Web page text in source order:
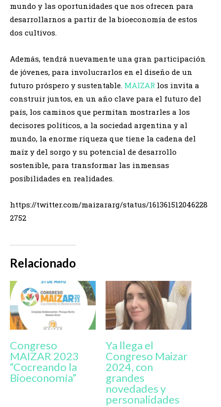
mundo y las oportunidades que nos ofrecen para
desarrollarnos a partir de la bioeconomía de estos
dos cultivos.
Además, tendrá nuevamente una gran participación
de jóvenes, para involucrarlos en el diseño de un
futuro próspero y sustentable. MAIZAR los invita a
construir juntos, en un año clave para el futuro del
país, los caminos que permitan mostrarles a los
decisores políticos, a la sociedad argentina y al
mundo, la enorme riqueza que tiene la cadena del
maíz y del sorgo y su potencial de desarrollo
sostenible, para transformar las inmensas
posibilidades en realidades.
https://twitter.com/maizararg/status/161361512046228
2752
Relacionado
Congreso
MAIZAR 2023
“Cocreando la
Bioeconomía”
Ya llega el
Congreso Maizar
2024, con
grandes
novedades y
personalidades